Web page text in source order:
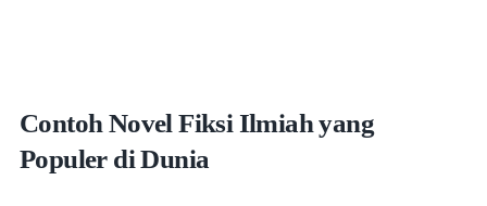
Contoh Novel Fiksi Ilmiah yang
Populer di Dunia